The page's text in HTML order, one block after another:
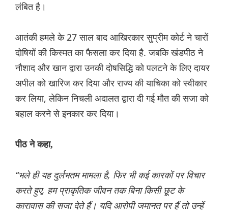
लंबित है।
आतंकी हमले के 27 साल बाद आखिरकार सुप्रीम कोर्ट ने चारों
दोषियों की किस्मत का फैसला कर दिया है. जबकि खंडपीठ ने
नौशाद और खान द्वारा उनकी दोषसिद्धि को पलटने के लिए दायर
अपील को खारिज कर दिया और राज्य की याचिका को स्वीकार
कर लिया, लेकिन निचली अदालत द्वारा दी गई मौत की सजा को
बहाल करने से इनकार कर दिया।
पीठ ने कहा,
“भले ही यह दुर्लभतम मामला है, फिर भी कई कारकों पर विचार
करते हुए, हम प्राकृतिक जीवन तक बिना किसी छूट के
कारावास की सजा देते हैं। यदि आरोपी जमानत पर हैं तो उन्हें